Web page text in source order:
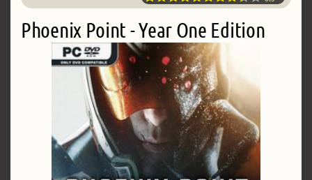
Phoenix Point - Year One Edition